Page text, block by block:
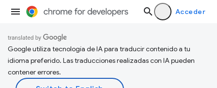
Acceder
Google utiliza tecnología de IA para traducir contenido a tu
idioma preferido. Las traducciones realizadas con IA pueden
contener errores.